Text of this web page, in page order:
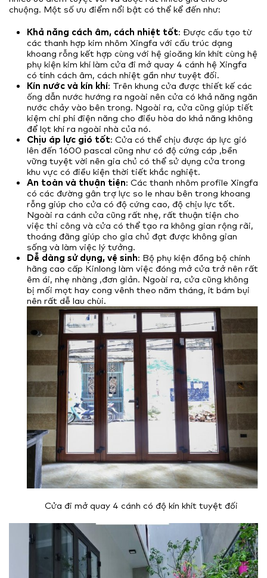
chuộng. Một số ưu điểm nổi bật có thể kể đến như:
Khả năng cách âm, cách nhiệt tốt: Được cấu tạo từ
các thanh hợp kim nhôm Xingfa với cấu trúc dạng
khoang rỗng kết hợp cùng với hệ gioăng kín khít cùng hệ
phụ kiện kim khí làm cửa đi mở quay 4 cánh hệ Xingfa
có tính cách âm, cách nhiệt gần như tuyệt đối.
Kín nước và kín khí: Trên khung cửa được thiết kế các
ống dẫn nước hướng ra ngoài nên cửa có khả năng ngăn
nước chảy vào bên trong. Ngoài ra, cửa cũng giúp tiết
kiệm chi phí điện năng cho điều hòa do khả năng không
để lọt khí ra ngoài nhà của nó.
Chịu áp lực gió tốt: Cửa có thể chịu được áp lực gió
lên đến 1600 pascal cũng như có độ cứng cáp ,bền
vững tuyệt vời nên gia chủ có thể sử dụng cửa trong
khu vực có điều kiện thời tiết khắc nghiệt.
An toàn và thuận tiện: Các thanh nhôm profile Xingfa
có các đường gân trợ lực so le nhau bên trong khoang
rỗng giúp cho cửa có độ cứng cao, độ chịu lực tốt.
Ngoài ra cánh cửa cũng rất nhẹ, rất thuận tiện cho
việc thi công và cửa có thể tạo ra không gian rộng rãi,
thoáng đãng giúp cho gia chủ đạt được không gian
sống và làm việc lý tưởng.
Dễ dàng sử dụng, vệ sinh: Bộ phụ kiện đồng bộ chính
hãng cao cấp Kinlong làm việc đóng mở cửa trở nên rất
êm ái, nhẹ nhàng ,đơn giản. Ngoài ra, cửa cũng không
bị mối mọt hay cong vênh theo năm tháng, ít bám bụi
nên rất dễ lau chùi.
Cửa đi mở quay 4 cánh có độ kín khít tuyệt đối